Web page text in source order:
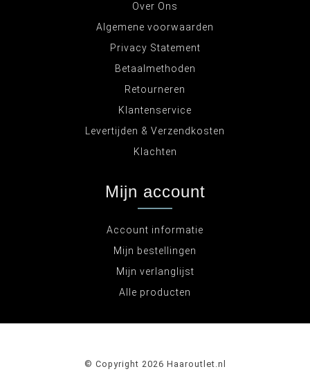
Over Ons
Algemene voorwaarden
Privacy Statement
Betaalmethoden
Retourneren
Klantenservice
Levertijden & Verzendkosten
Klachten
Mijn account
Account informatie
Mijn bestellingen
Mijn verlanglijst
Alle producten
© Copyright 2026 Haaroutlet.nl